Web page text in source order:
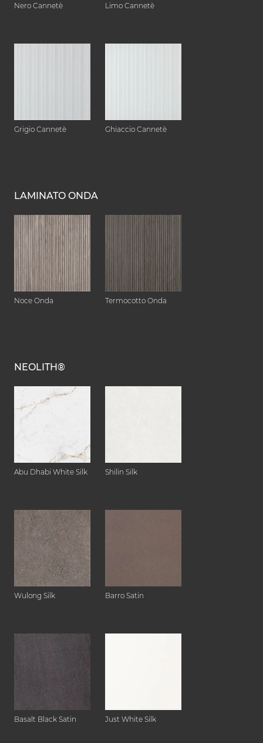
Nero Cannetè Limo Cannetè
Grigio Cannetè Ghiaccio Cannetè
LAMINATO ONDA
Noce Onda Termocotto Onda
NEOLITH®
Abu Dhabi White Silk Shilin Silk
Wulong Silk Barro Satin
Basalt Black Satin Just White Silk